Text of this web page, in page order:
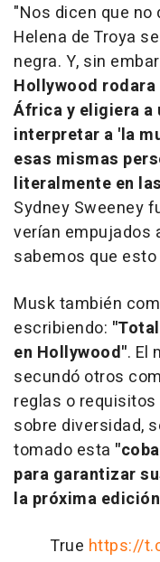
"Nos dicen que
Helena de Troya
negra. Y, sin
Hollywood rodara
África y eligiera a
interpretar a 'la
esas mismas
literalmente en
Sydney Sweeney
verían empujados
sabemos que
Musk también
escribiendo:
en Hollywood". El
secundó otros
reglas o
sobre diversidad,
tomado esta
para garantizar
la próxima
True https://